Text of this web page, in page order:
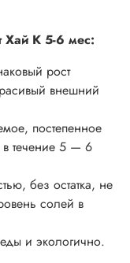
Хай К 5-6 мес:
рост
внешний
постепенное
в течение 5 — 6
без остатка, не
солей в
и экологично.